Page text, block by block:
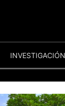
INVESTIGACIÓN